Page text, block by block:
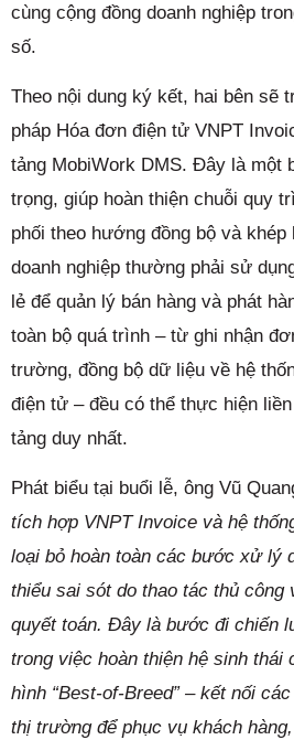
cùng cộng đồng doanh nghiệp
số.
Theo nội dung ký kết, hai bên sẽ
pháp Hóa đơn điện tử VNPT
tảng MobiWork DMS. Đây là một
trọng, giúp hoàn thiện chuỗi quy
phối theo hướng đồng bộ và
doanh nghiệp thường phải sử
lẻ để quản lý bán hàng và phát
toàn bộ quá trình – từ ghi nhận
trường, đồng bộ dữ liệu về hệ
điện tử – đều có thể thực hiện
tảng duy nhất.
Phát biểu tại buổi lễ, ông Vũ
tích hợp VNPT Invoice và hệ
loại bỏ hoàn toàn các bước xử lý
thiểu sai sót do thao tác thủ công
quyết toán. Đây là bước đi chiến
trong việc hoàn thiện hệ sinh thái
hình “Best-of-Breed” – kết nối
thị trường để phục vụ khách